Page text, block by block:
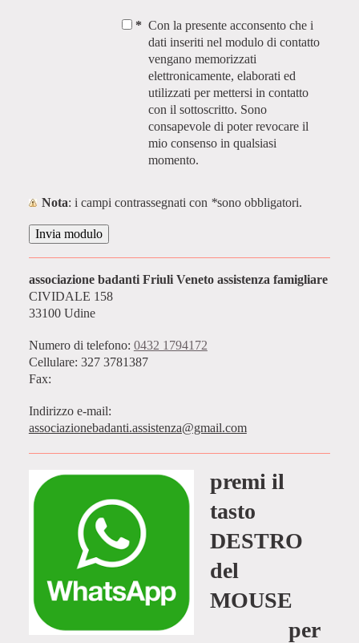
* Con la presente acconsento che i
dati inseriti nel modulo di contatto
vengano memorizzati
elettronicamente, elaborati ed
utilizzati per mettersi in contatto
con il sottoscritto. Sono
consapevole di poter revocare il
mio consenso in qualsiasi
momento.
Nota : i campi contrassegnati con *sono obbligatori.
associazione badanti Friuli Veneto assistenza famigliare
CIVIDALE 158
33100 Udine
Numero di telefono: 0432 1794172
Cellulare: 327 3781387
Fax:
Indirizzo e-mail:
associazionebadanti.assistenza@gmail.com
premi il
tasto
DESTRO
del
MOUSE
per